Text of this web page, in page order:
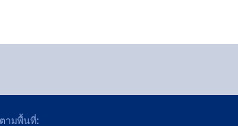
ามพื้นที่: